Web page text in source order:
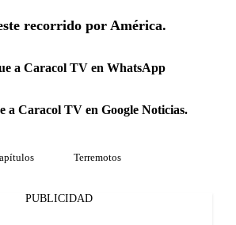
recorrido por América.
a Caracol TV en WhatsApp
a Caracol TV en Google Noticias.
Terremotos
PUBLICIDAD